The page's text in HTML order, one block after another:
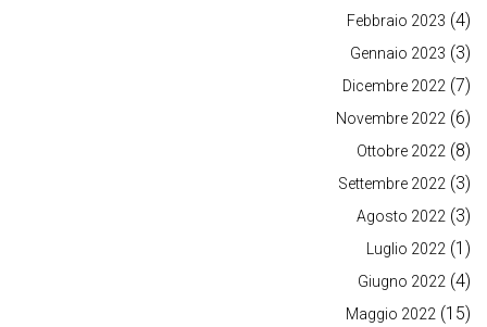
Febbraio 2023 (4)
Gennaio 2023 (3)
Dicembre 2022 (7)
Novembre 2022 (6)
Ottobre 2022 (8)
Settembre 2022 (3)
Agosto 2022 (3)
Luglio 2022 (1)
Giugno 2022 (4)
Maggio 2022 (15)